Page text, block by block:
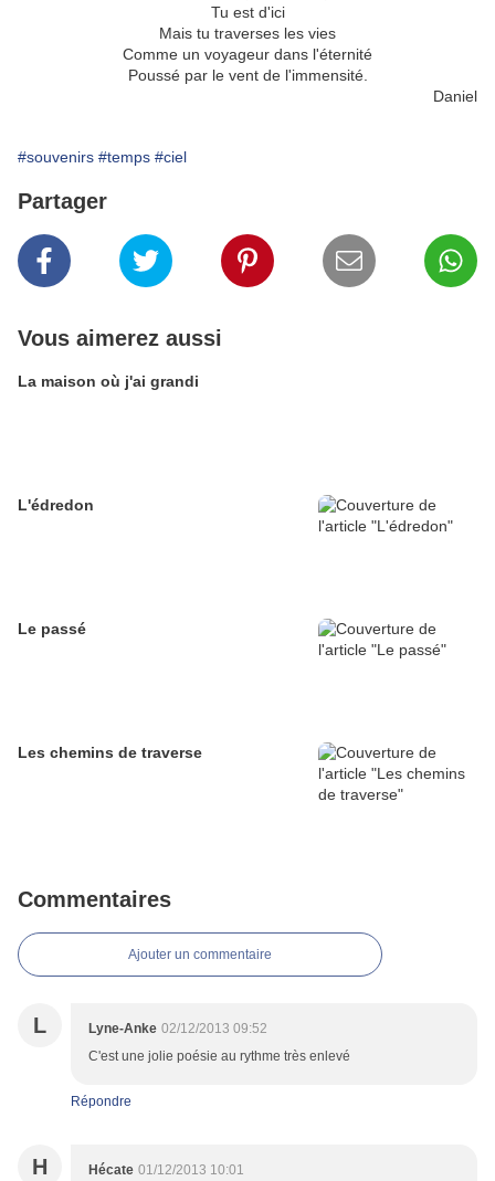
Tu est d'ici
Mais tu traverses les vies
Comme un voyageur dans l'éternité
Poussé par le vent de l'immensité.
Daniel
#souvenirs #temps #ciel
Partager
Vous aimerez aussi
La maison où j'ai grandi
L'édredon
Le passé
Les chemins de traverse
Commentaires
Ajouter un commentaire
L Lyne-Anke 02/12/2013 09:52
C'est une jolie poésie au rythme très enlevé
Répondre
H Hécate 01/12/2013 10:01